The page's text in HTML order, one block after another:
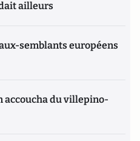
ailleurs
semblants européens
accoucha du villepino-